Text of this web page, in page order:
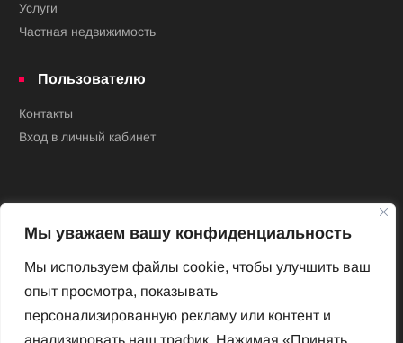
Мы уважаем вашу конфиденциальность
Мы используем файлы cookie, чтобы улучшить ваш
опыт просмотра, показывать
персонализированную рекламу или контент и
анализировать наш трафик. Нажимая «Принять
Услуги
Частная недвижимость
Пользователю
Контакты
Вход в личный кабинет
Новый Венский журнал
Архив номеров